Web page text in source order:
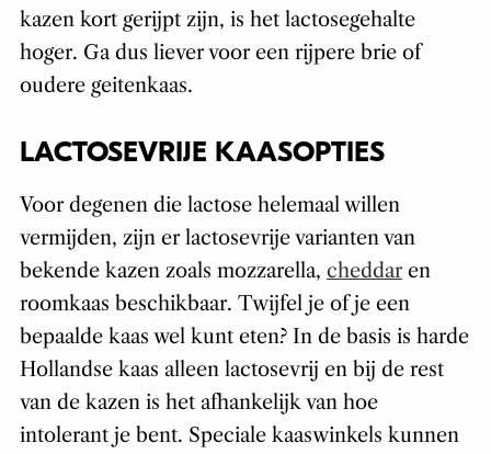
kazen kort gerijpt zijn, is het lactosegehalte
hoger. Ga dus liever voor een rijpere brie of
oudere geitenkaas.
LACTOSEVRIJE KAASOPTIES
Voor degenen die lactose helemaal willen
vermijden, zijn er lactosevrije varianten van
bekende kazen zoals mozzarella, cheddaren
roomkaas beschikbaar. Twijfel je of je een
bepaalde kaas wel kunt eten? In de basis is harde
Hollandse kaas alleen lactosevrij en bij de rest
van de kazen is het afhankelijk van hoe
intolerant je bent. Speciale kaaswinkels kunnen